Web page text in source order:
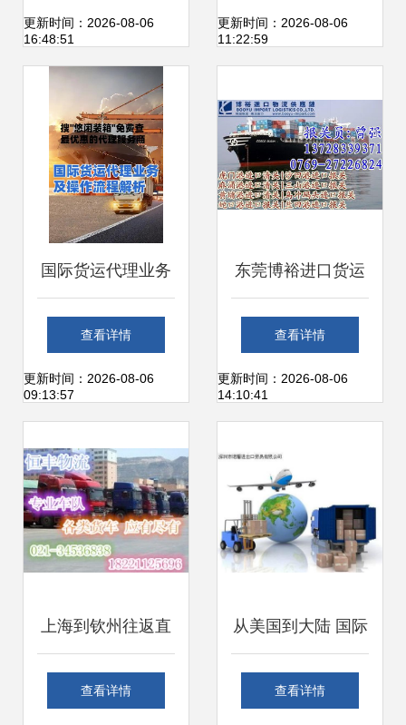
的优势与发展
更新时间：2026-08-06
16:48:51
流的最优方案
更新时间：2026-08-06
11:22:59
国际货运代理业务
全解析 轻松搞定物
流的关键步骤
查看详情
更新时间：2026-08-06
09:13:57
东莞博裕进口货运
代理 一站式进口清
关服务专家
查看详情
更新时间：2026-08-06
14:10:41
上海到钦州往返直
达货运代理，专业
查看详情
从美国到大陆 国际
货运代理处理挤压
查看详情